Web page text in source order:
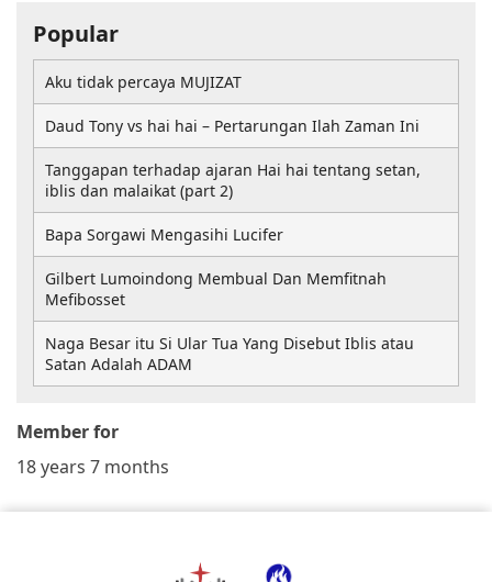
Member for
18 years 7 months
Popular
Aku tidak percaya MUJIZAT
Daud Tony vs hai hai – Pertarungan Ilah Zaman Ini
Tanggapan terhadap ajaran Hai hai tentang setan,
iblis dan malaikat (part 2)
Bapa Sorgawi Mengasihi Lucifer
Gilbert Lumoindong Membual Dan Memfitnah
Mefibosset
Naga Besar itu Si Ular Tua Yang Disebut Iblis atau
Satan Adalah ADAM